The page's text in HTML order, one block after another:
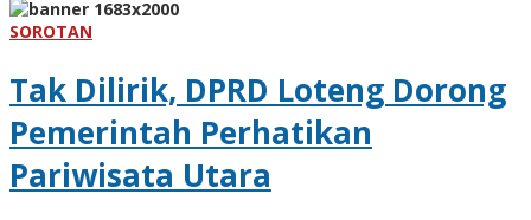
SOROTAN
Tak Dilirik, DPRD Loteng Dorong
Pemerintah Perhatikan
Pariwisata Utara